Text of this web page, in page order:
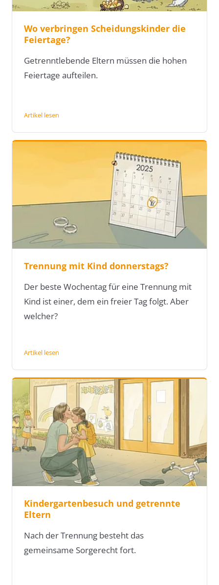
Wo verbringen Scheidungskinder die
Feiertage?
Getrenntlebende Eltern müssen die hohen
Feiertage aufteilen.
Artikel lesen
Trennung mit Kind donnerstags?
Der beste Wochentag für eine Trennung mit
Kind ist einer, dem ein freier Tag folgt. Aber
welcher?
Artikel lesen
Kindergartenbesuch und getrennte
Eltern
Nach der Trennung besteht das
gemeinsame Sorgerecht fort.